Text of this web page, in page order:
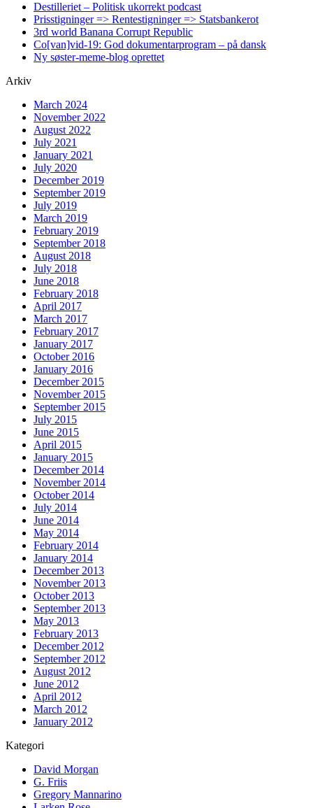
Destilleriet – Politisk ukorrekt podcast
Prisstigninger => Rentestigninger => Statsbankerot
3rd world Banana Corrupt Republic
Co[van]vid-19: God dokumentarprogram – på dansk
Ny søster-meme-blog oprettet
Arkiv
March 2024
November 2022
August 2022
July 2021
January 2021
July 2020
December 2019
September 2019
July 2019
March 2019
February 2019
September 2018
August 2018
July 2018
June 2018
February 2018
April 2017
March 2017
February 2017
January 2017
October 2016
January 2016
December 2015
November 2015
September 2015
July 2015
June 2015
April 2015
January 2015
December 2014
November 2014
October 2014
July 2014
June 2014
May 2014
February 2014
January 2014
December 2013
November 2013
October 2013
September 2013
May 2013
February 2013
December 2012
September 2012
August 2012
June 2012
April 2012
March 2012
January 2012
Kategori
David Morgan
G. Friis
Gregory Mannarino